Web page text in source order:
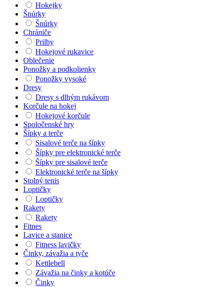
Hokejky
Šnúrky
Šnúrky
Chrániče
Prilby
Hokejové rukavice
Oblečenie
Ponožky a podkolienky
Ponožky vysoké
Dresy
Dresy s dlhým rukávom
Korčule na hokej
Hokejové korčule
Spoločenské hry
Šípky a terče
Sisalové terče na šípky
Šípky pre elektronické terče
Šípky pre sisalové terče
Elektronické terče na šípky
Stolný tenis
Loptičky
Loptičky
Rakety
Rakety
Fitnes
Lavice a stanice
Fitness lavičky
Činky, závažia a tyče
Kettlebell
Závažia na činky a kotúče
Činky